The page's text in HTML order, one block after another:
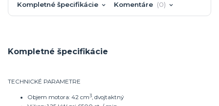
Kompletné špecifikácie Komentáre 0
Kompletné špecifikácie
TECHNICKÉ PARAMETRE
Objem motora: 42 cm3, dvojtaktný